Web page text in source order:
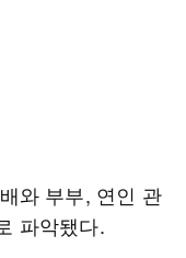
와 부부, 연인 관
파악됐다.